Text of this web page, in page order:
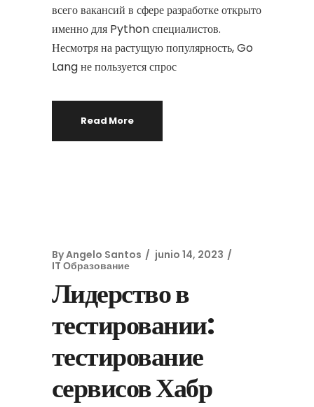
всего вакансий в сфере разработке открыто
именно для Python специалистов.
Несмотря на растущую популярность, Go
Lang не пользуется спрос
Read More
ByAngelo Santos
junio 14, 2023
IT Образование
Лидерство в
тестировании:
тестирование
сервисов Хабр